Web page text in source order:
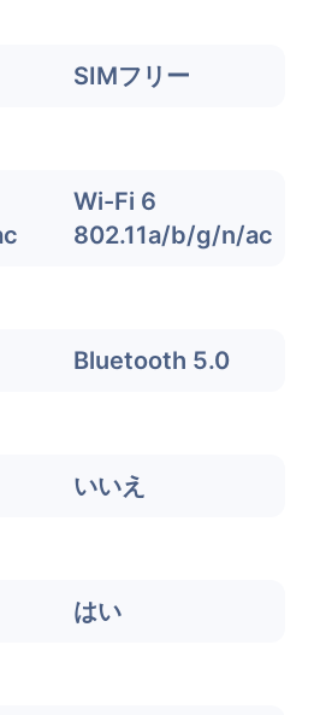
SIMフリー
Wi-Fi 6
802.11a/b/g/n/ac
Bluetooth 5.0
いいえ
はい